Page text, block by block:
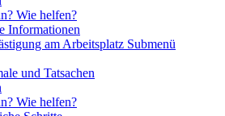
Wie helfen?
Informationen
am Arbeitsplatz Submenü
und Tatsachen
Wie helfen?